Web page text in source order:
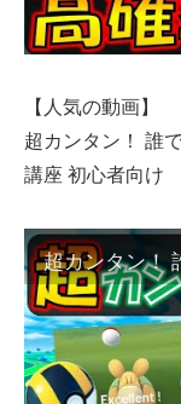
【人気の動画】
超カンタン！ 誰
講座 初心者向け